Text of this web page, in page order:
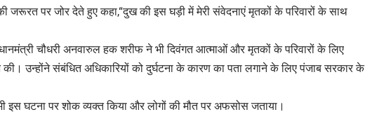
की जरूरत पर जोर देते हुए कहा,“दुख की इस घड़ी में मेरी संवेदनाएं मृतकों के परिवारों के साथ
चौधरी अनवारुल हक शरीफ ने भी दिवंगत आत्माओं और मृतकों के परिवारों के लिए
की। उन्होंने संबंधित अधिकारियों को दुर्घटना के कारण का पता लगाने के लिए पंजाब सरकार के
इस घटना पर शोक व्यक्त किया और लोगों की मौत पर अफसोस जताया।